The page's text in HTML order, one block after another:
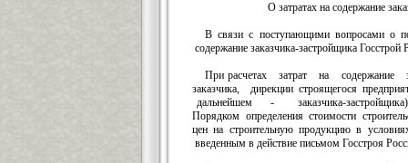
О затратах на содержание
В связи с поступающими вопросами о
содержание заказчика-застройщика Госстрой
При расчетах затрат на содержание
заказчика, дирекции строящегося
дальнейшем - заказчика-застройщика)
Порядком определения стоимости
цен на строительную продукцию в
введенным в действие письмом Госстроя